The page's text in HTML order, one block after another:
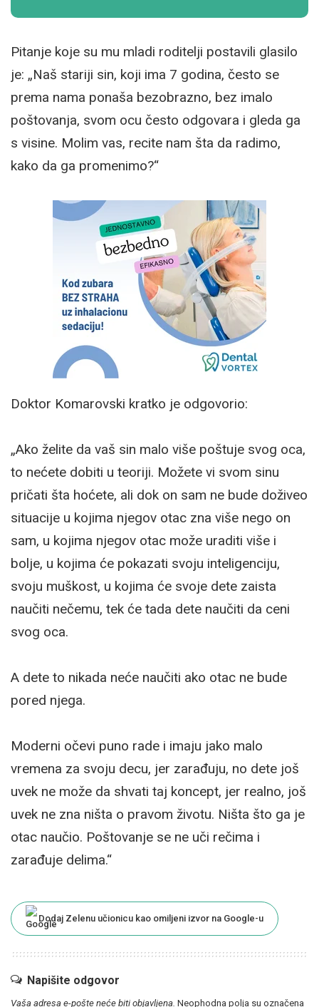
Pitanje koje su mu mladi roditelji postavili glasilo
je: „Naš stariji sin, koji ima 7 godina, često se
prema nama ponaša bezobrazno, bez imalo
poštovanja, svom ocu često odgovara i gleda ga
s visine. Molim vas, recite nam šta da radimo,
kako da ga promenimo?“
Doktor Komarovski kratko je odgovorio:
„Ako želite da vaš sin malo više poštuje svog oca,
to nećete dobiti u teoriji. Možete vi svom sinu
pričati šta hoćete, ali dok on sam ne bude doživeo
situacije u kojima njegov otac zna više nego on
sam, u kojima njegov otac može uraditi više i
bolje, u kojima će pokazati svoju inteligenciju,
svoju muškost, u kojima će svoje dete zaista
naučiti nečemu, tek će tada dete naučiti da ceni
svog oca.
A dete to nikada neće naučiti ako otac ne bude
pored njega.
Moderni očevi puno rade i imaju jako malo
vremena za svoju decu, jer zarađuju, no dete još
uvek ne može da shvati taj koncept, jer realno, još
uvek ne zna ništa o pravom životu. Ništa što ga je
otac naučio. Poštovanje se ne uči rečima i
zarađuje delima.“
Dodaj Zelenu učionicu kao omiljeni izvor na Google-u
Napišite odgovor
Vaša adresa e-pošte neće biti objavljena. Neophodna polja su označena